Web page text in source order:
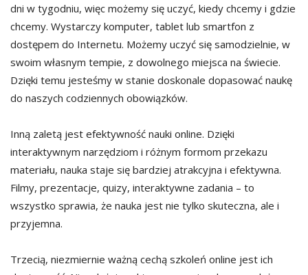
dni w tygodniu, więc możemy się uczyć, kiedy chcemy i gdzie
chcemy. Wystarczy komputer, tablet lub smartfon z
dostępem do Internetu. Możemy uczyć się samodzielnie, w
swoim własnym tempie, z dowolnego miejsca na świecie.
Dzięki temu jesteśmy w stanie doskonale dopasować naukę
do naszych codziennych obowiązków.
Inną zaletą jest efektywność nauki online. Dzięki
interaktywnym narzędziom i różnym formom przekazu
materiału, nauka staje się bardziej atrakcyjna i efektywna.
Filmy, prezentacje, quizy, interaktywne zadania – to
wszystko sprawia, że nauka jest nie tylko skuteczna, ale i
przyjemna.
Trzecią, niezmiernie ważną cechą szkoleń online jest ich